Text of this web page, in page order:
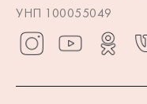
УНП 100055049